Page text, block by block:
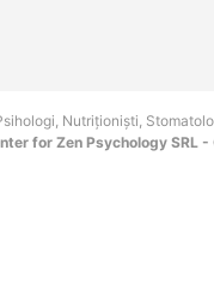
Nutriționiști,
for Zen Psychology SRL -